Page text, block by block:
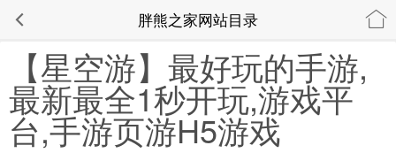
胖熊之家网站目录
【星空游】最好玩的手游,
最新最全1秒开玩,游戏平
台,手游页游H5游戏